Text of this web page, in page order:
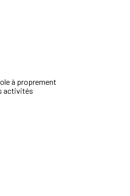
à proprement
activités